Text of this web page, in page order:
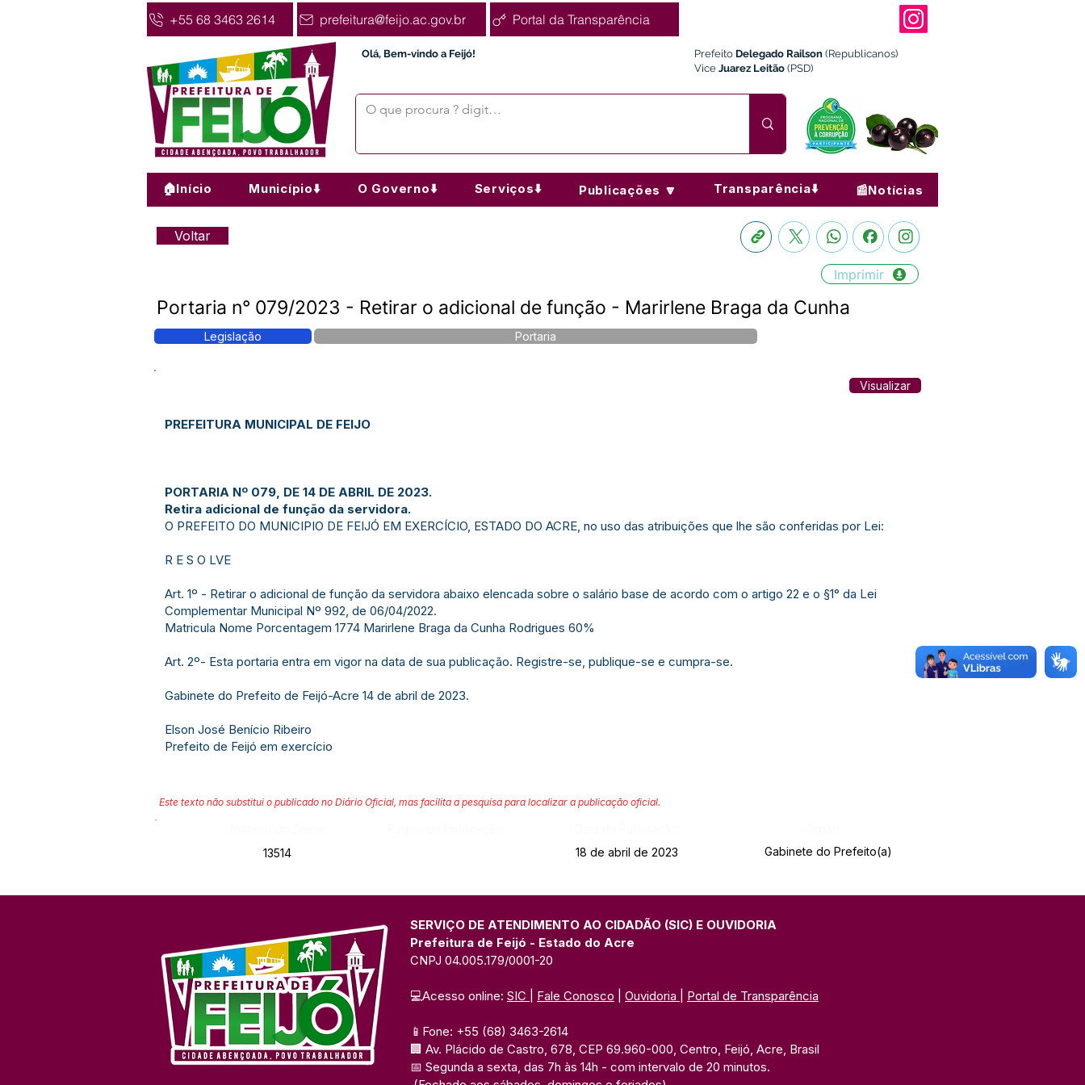
+55 68 3463 2614 prefeitura@feijo.ac.gov.br Portal da Transparência
Olá, Bem-vindo a Feijó! Prefeito Delegado Railson (Republicanos)
Vice Juarez Leitão (PSD)
🏠Início Município⬇️ O Governo⬇️ Serviços⬇️ Publicações 🔽 Transparência⬇️ 📰Notícias
Voltar
Imprimir
Portaria n° 079/2023 - Retirar o adicional de função - Marirlene Braga da Cunha
Legislação Portaria
Visualizar
PREFEITURA MUNICIPAL DE FEIJO
PORTARIA Nº 079, DE 14 DE ABRIL DE 2023.
Retira adicional de função da servidora.
O PREFEITO DO MUNICIPIO DE FEIJÓ EM EXERCÍCIO, ESTADO DO ACRE, no uso das atribuições que lhe são conferidas por Lei:
R E S O LVE
Art. 1º - Retirar o adicional de função da servidora abaixo elencada sobre o salário base de acordo com o artigo 22 e o §1° da Lei
Complementar Municipal Nº 992, de 06/04/2022.
Matricula Nome Porcentagem 1774 Marirlene Braga da Cunha Rodrigues 60%
Art. 2º- Esta portaria entra em vigor na data de sua publicação. Registre-se, publique-se e cumpra-se.
Gabinete do Prefeito de Feijó-Acre 14 de abril de 2023.
Elson José Benício Ribeiro
Prefeito de Feijó em exercício
Este texto não substitui o publicado no Diário Oficial, mas facilita a pesquisa para localizar a publicação oficial.
13514
18 de abril de 2023 Gabinete do Prefeito(a)
SERVIÇO DE ATENDIMENTO AO CIDADÃO (SIC) E OUVIDORIA
Prefeitura de Feijó - Estado do Acre
CNPJ 04.005.179/0001-20
💻Acesso online: SIC Fale Conosco Ouvidoria Portal de Transparência
📱Fone: +55 (68) 3463-2614
🏢 Av. Plácido de Castro, 678, CEP 69.960-000, Centro, Feijó, Acre, Brasil
📅 Segunda a sexta, das 7h às 14h - com intervalo de 20 minutos.